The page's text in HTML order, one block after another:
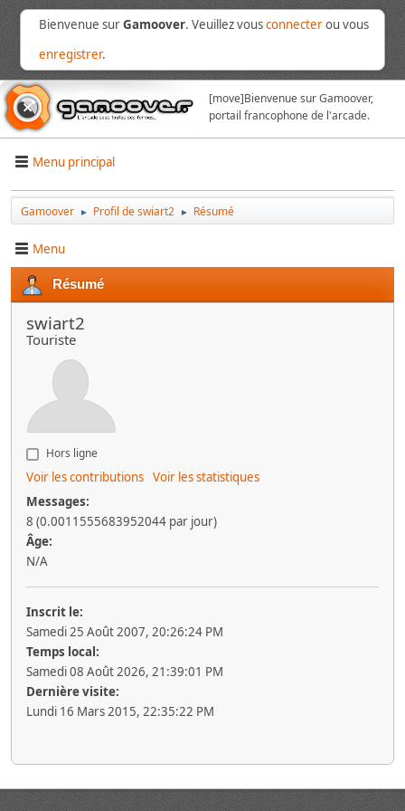
Bienvenue surGamoover. Veuillez vousconnecterou vous
enregistrer.
[move]Bienvenue sur Gamoover,
portail francophone de l'arcade.
Menu principal
Gamoover ► Profil de swiart2 ► Résumé
Menu
Résumé
swiart2
Touriste
Hors ligne
Voir les contributions Voir les statistiques
Messages:
8 (0.0011555683952044 par jour)
Âge:
N/A
Inscrit le:
Samedi 25 Août 2007, 20:26:24 PM
Temps local:
Samedi 08 Août 2026, 21:39:01 PM
Dernière visite:
Lundi 16 Mars 2015, 22:35:22 PM